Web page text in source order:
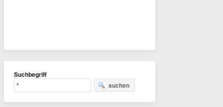
Suchbegriff
suchen